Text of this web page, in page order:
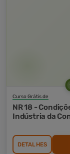
Curso Grátis de
NR 18 -
Indústria da
DETALHES